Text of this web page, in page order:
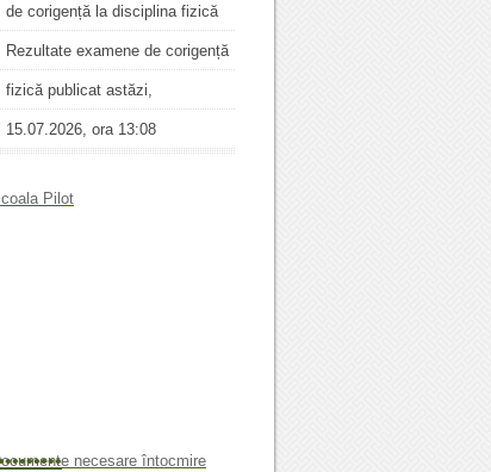
de corigență la disciplina fizică
Rezultate examene de corigență
fizică publicat astăzi,
15.07.2026, ora 13:08
Pilot
necesare întocmire
••••••••